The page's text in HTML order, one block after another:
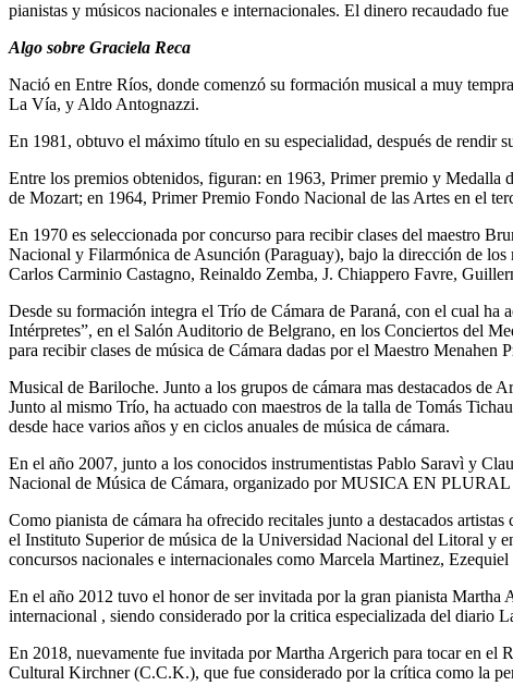
pianistas y músicos nacionales e internacionales. El dinero recaudado
Algo sobre Graciela Reca
Nació en Entre Ríos, donde comenzó su formación musical a muy
La Vía, y Aldo Antognazzi.
En 1981, obtuvo el máximo título en su especialidad, después de rendir
Entre los premios obtenidos, figuran: en 1963, Primer premio y Medalla
de Mozart; en 1964, Primer Premio Fondo Nacional de las Artes en el
En 1970 es seleccionada por concurso para recibir clases del maestro
Nacional y Filarmónica de Asunción (Paraguay), bajo la dirección de
Carlos Carminio Castagno, Reinaldo Zemba, J. Chiappero Favre,
Desde su formación integra el Trío de Cámara de Paraná, con el cual
Intérpretes”, en el Salón Auditorio de Belgrano, en los Conciertos del
para recibir clases de música de Cámara dadas por el Maestro Menahen
Musical de Bariloche. Junto a los grupos de cámara mas destacados de
Junto al mismo Trío, ha actuado con maestros de la talla de Tomás
desde hace varios años y en ciclos anuales de música de cámara.
En el año 2007, junto a los conocidos instrumentistas Pablo Saravì y
Nacional de Música de Cámara, organizado por MUSICA EN PLURAL
Como pianista de cámara ha ofrecido recitales junto a destacados
el Instituto Superior de música de la Universidad Nacional del Litoral y
concursos nacionales e internacionales como Marcela Martinez,
En el año 2012 tuvo el honor de ser invitada por la gran pianista
internacional , siendo considerado por la critica especializada del diario
En 2018, nuevamente fue invitada por Martha Argerich para tocar en el
Cultural Kirchner (C.C.K.), que fue considerado por la crítica como la